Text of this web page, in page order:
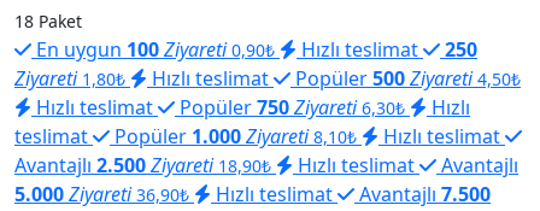
18 Paket
En uygun 100Ziyareti 0,90₺ Hızlı teslimat
250
Ziyareti 1,80₺ Hızlı teslimat Popüler500Ziyareti 4,50₺
Hızlı teslimat Popüler750Ziyareti 6,30₺
Hızlı
teslimat
Popüler 1.000Ziyareti 8,10₺
Hızlı teslimat
Avantajlı 2.500Ziyareti 18,90₺ Hızlı teslimat
Avantajlı
5.000Ziyareti 36,90₺ Hızlı teslimat Avantajlı 7.500